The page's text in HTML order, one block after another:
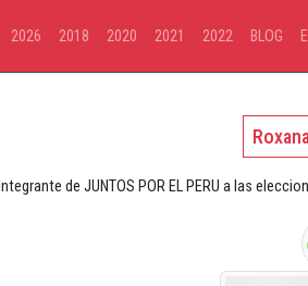
2026 2018 2020 2021 2022 BLOG
Integrante de JUNTOS POR EL PERU a las